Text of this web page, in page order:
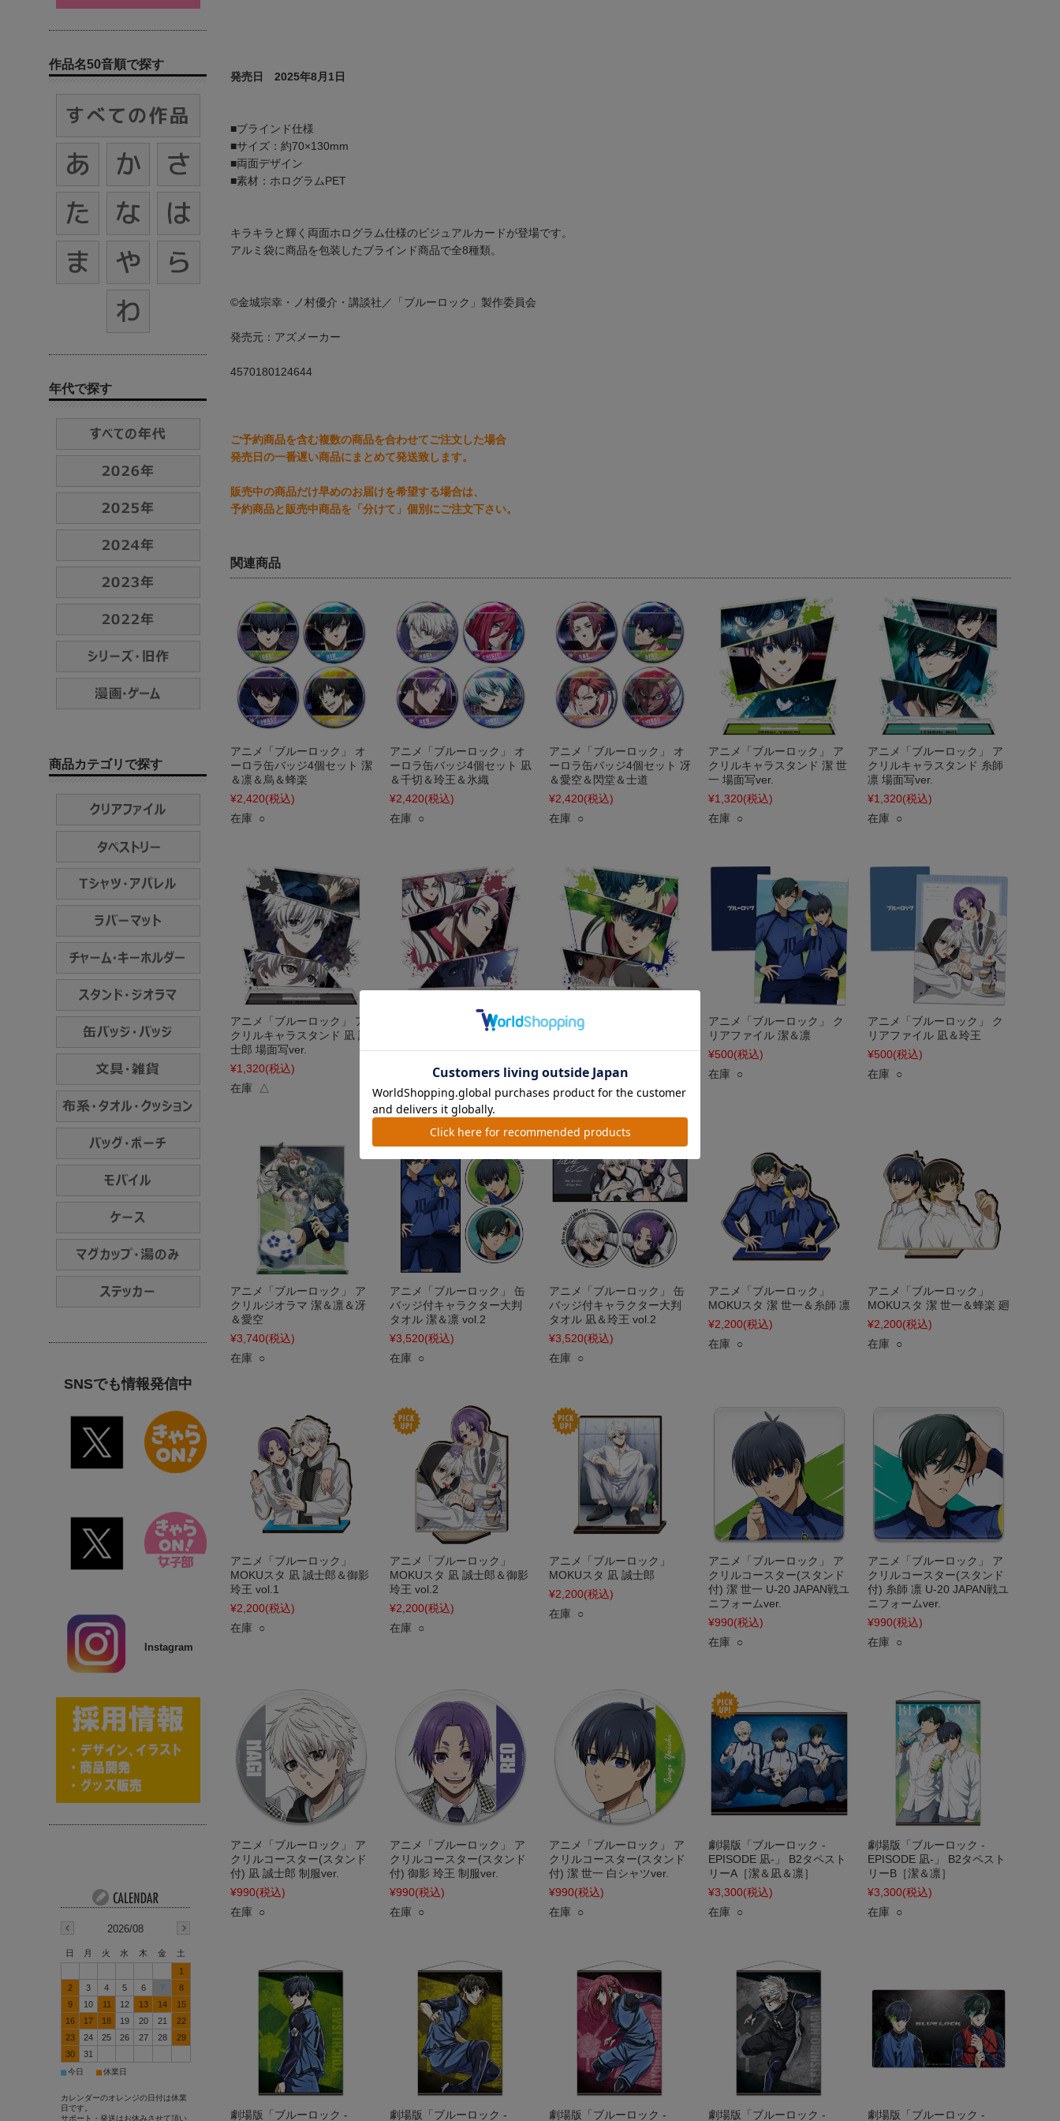
発売日 2025年8月1日
■ブラインド仕様
■サイズ：約70×130mm
■両面デザイン
■素材：ホログラムPET
キラキラと輝く両面ホログラム仕様のビジュアルカードが登場です。
アルミ袋に商品を包装したブラインド商品で全8種類。
©金城宗幸・ノ村優介・講談社／「ブルーロック」製作委員会
発売元：アズメーカー
4570180124644
ご予約商品を含む複数の商品を合わせてご注文した場合
発売日の一番遅い商品にまとめて発送致します。
販売中の商品だけ早めのお届けを希望する場合は、
予約商品と販売中商品を「分けて」個別にご注文下さい。
関連商品
アニメ「ブルーロック」 オ
ーロラ缶バッジ4個セット 潔
＆凛＆烏＆蜂楽
¥2,420(税込)
在庫 ○
アニメ「ブルーロック」 オ
ーロラ缶バッジ4個セット 凪
＆千切＆玲王＆氷織
¥2,420(税込)
在庫 ○
アニメ「ブルーロック」 オ
ーロラ缶バッジ4個セット 冴
＆愛空＆閃堂＆士道
¥2,420(税込)
在庫 ○
アニメ「ブルーロック」 ア
クリルキャラスタンド 潔 世
一 場面写ver.
¥1,320(税込)
在庫 ○
アニメ「ブルーロック」 ア
クリルキャラスタンド 糸師
凛 場面写ver.
¥1,320(税込)
在庫 ○
アニメ「ブルーロック」 ア
クリルキャラスタンド 凪 誠
士郎 場面写ver.
¥1,320(税込)
在庫 △
アニメ「ブルーロック」 ア
クリルキャラスタンド 糸師
冴 場面写ver.
(税込)
在庫 △
アニメ「ブルーロック」 ア
ヴァ・愛空 場面写ver.
¥1,320(税込)
在庫 ×
アニメ「ブルーロック」 ク
リアファイル 潔＆凛
¥500(税込)
在庫 ○
アニメ「ブルーロック」 ク
リアファイル 凪＆玲王
¥500(税込)
在庫 ○
アニメ「ブルーロック」 ア
クリルジオラマ 潔＆凛＆冴
＆愛空
¥3,740(税込)
在庫 ○
アニメ「ブルーロック」 缶
バッジ付キャラクター大判
タオル 潔＆凛 vol.2
¥3,520(税込)
在庫 ○
アニメ「ブルーロック」 缶
バッジ付キャラクター大判
タオル 凪＆玲王 vol.2
¥3,520(税込)
在庫 ○
アニメ「ブルーロック」
MOKUスタ 潔 世一＆糸師 凛
¥2,200(税込)
在庫 ○
アニメ「ブルーロック」
MOKUスタ 潔 世一＆蜂楽 廻
¥2,200(税込)
在庫 ○
アニメ「ブルーロック」
MOKUスタ 凪 誠士郎＆御影
玲王 vol.1
¥2,200(税込)
在庫 ○
アニメ「ブルーロック」
MOKUスタ 凪 誠士郎＆御影
玲王 vol.2
¥2,200(税込)
在庫 ○
アニメ「ブルーロック」
MOKUスタ 凪 誠士郎
¥2,200(税込)
在庫 ○
アニメ「ブルーロック」 ア
クリルコースター(スタンド
付) 潔 世一 U-20 JAPAN戦ユ
ニフォームver.
¥990(税込)
在庫 ○
アニメ「ブルーロック」 ア
クリルコースター(スタンド
付) 糸師 凛 U-20 JAPAN戦ユ
ニフォームver.
¥990(税込)
在庫 ○
アニメ「ブルーロック」 ア
クリルコースター(スタンド
付) 凪 誠士郎 制服ver.
¥990(税込)
在庫 ○
アニメ「ブルーロック」 ア
クリルコースター(スタンド
付) 御影 玲王 制服ver.
¥990(税込)
在庫 ○
アニメ「ブルーロック」 ア
クリルコースター(スタンド
付) 潔 世一 白シャツver.
¥990(税込)
在庫 ○
劇場版「ブルーロック -
EPISODE 凪-」 B2タペスト
リーA［潔＆凪＆凛］
¥3,300(税込)
在庫 ○
劇場版「ブルーロック -
EPISODE 凪-」 B2タペスト
リーB［潔＆凛］
¥3,300(税込)
在庫 ○
劇場版「ブルーロック - 劇場版「ブルーロック - 劇場版「ブルーロック - 劇場版「ブルーロック - 劇場版「ブルーロック -
作品名50音順で探す
年代で探す
商品カテゴリで探す
SNSでも情報発信中
Instagram
2026/08
日 月 火 水 木 金
土
1
2
3 4 5 6 7
8
9
10 11 12 13 14
15
16
17 18 19 20 21
22
23
24 25 26 27 28
29
30
31
■今日 ■休業日
カレンダーのオレンジの日付は休業
日です。
サポート・発送はお休みさせて頂い